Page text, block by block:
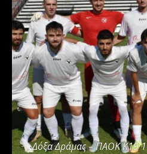
Δόξα Δράμας – ΠΑΟΚ Κ19